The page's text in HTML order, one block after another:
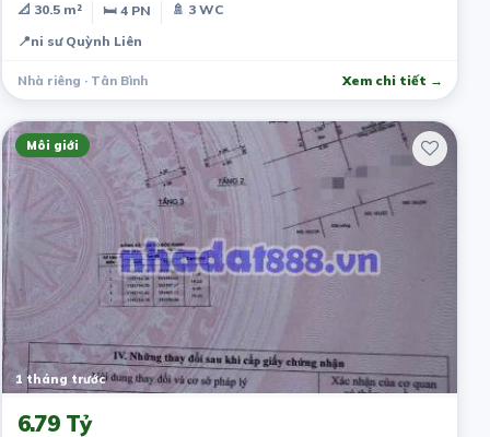
📐 30.5 m² 🛏 4 PN
🚿 3 WC
📍ni sư Quỳnh Liên
Nhà riêng · Tân Bình Xem chi tiết →
Môi giới
1 tháng trước
6.79 Tỷ